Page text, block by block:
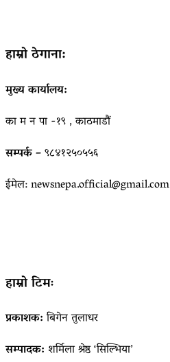
हाम्रो ठेगाना:
मुख्य कार्यालय:
का म न पा -१९ , काठमाडौं
सम्पर्क –९८४१२५०५५६
ईमेल: newsnepa.official@gmail.com
हाम्रो टिमः
प्रकाशक:बिगेन तुलाधर
सम्पादक: शर्मिला श्रेष्ठ ‘सिल्भिया’